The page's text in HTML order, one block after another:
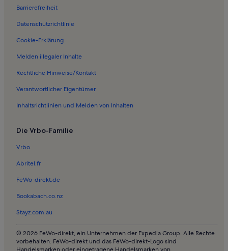
Ferienwohnungen in Rügen
Ferienwohnungen in Kinnbackenhagen
Ferienwohnungen in Barhöft
Ferienwohnungen in Strand von Barhöft
Ferienwohnungen in Solkendorf
Ferienwohnungen in Klein Kedingshagen
Ferienunterkünfte am Meer in Neu Bartelshagen
Ferienunterkünfte in Strandnähe in Neu Bartelshagen
Ferienwohnungen und Apartments in Neu Bartelshagen
Ferienunterkünfte mit Pool nahe Strand von Zingst
Häuser in Devin
Resorts in Strand Schaprode
Ferienwohnungen und Apartments in Rambin
Barrierefreiheit
Datenschutzrichtlinie
Cookie-Erklärung
Melden illegaler Inhalte
Rechtliche Hinweise/Kontakt
Verantwortlicher Eigentümer
Inhaltsrichtlinien und Melden von Inhalten
Die Vrbo-Familie
Vrbo
Abritel.fr
FeWo-direkt.de
Bookabach.co.nz
Stayz.com.au
© 2026 FeWo-direkt, ein Unternehmen der Expedia Group. Alle Rechte
vorbehalten. FeWo-direkt und das FeWo-direkt-Logo sind
Handelsmarken oder eingetragene Handelsmarken von